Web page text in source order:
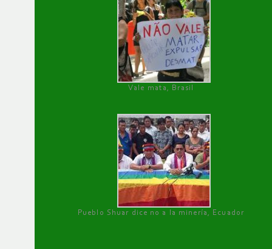
Vale mata, Brasil
Pueblo Shuar dice no a la minería, Ecuador